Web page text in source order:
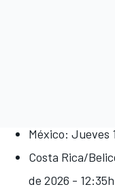
México: Jueves
Costa Rica/
de 2026 - 12:35h